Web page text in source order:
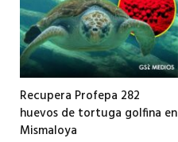
Recupera Profepa 282
huevos de tortuga golfina en
Mismaloya